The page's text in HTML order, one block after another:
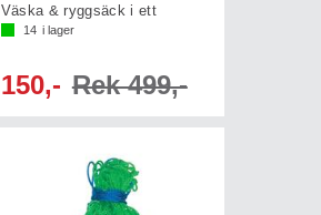
Väska & ryggsäck i ett
14 i lager
150,- Rek 499,-